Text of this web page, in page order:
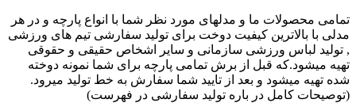
تمامی محصولات ما و مدلهای مورد نظر شما با انواع پارچه و در هر
مدلی با بالاترین کیفیت دوخت برای تولید سفارشی تیم های ورزشی
, تولید لباس ورزشی سازمانی و سایر اشخاص حقیقی و حقوقی
تهیه میشود.که قبل از برش تمامی پارچه برای شما نمونه دوخته
شده تهیه میشود و بعد از تایید شما سفارش به خط تولید میرود.
(توصیحات کامل در باره تولید سفارشی در فهرست)